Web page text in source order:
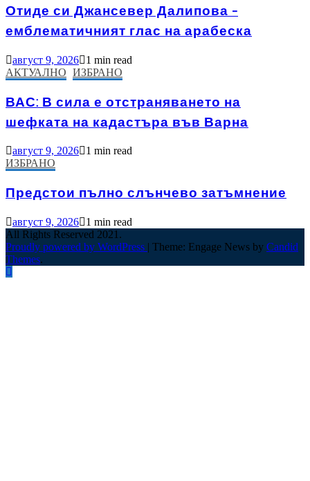
Отиде си Джансевер Далипова –
емблематичният глас на арабеска
август 9, 2026
1 min read
АКТУАЛНО ИЗБРАНО
ВАС: В сила е отстраняването на
шефката на кадастъра във Варна
август 9, 2026
1 min read
ИЗБРАНО
Предстои пълно слънчево затъмнение
август 9, 2026
1 min read
All Rights Reserved 2021.
Proudly powered by WordPress | Theme: Engage News by Candid
Themes.